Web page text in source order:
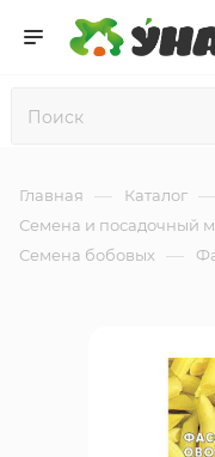
Главная — Каталог —
Семена и посадочный
Семена бобовых —